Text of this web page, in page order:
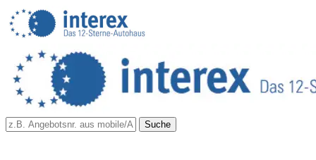
Suche